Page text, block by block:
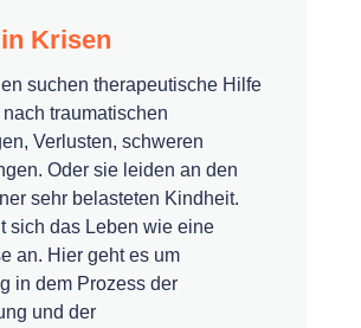
Krisen
suchen therapeutische Hilfe
traumatischen
Verlusten, schweren
Oder sie leiden an den
sehr belasteten Kindheit.
sich das Leben wie eine
an. Hier geht es um
in dem Prozess der
und der